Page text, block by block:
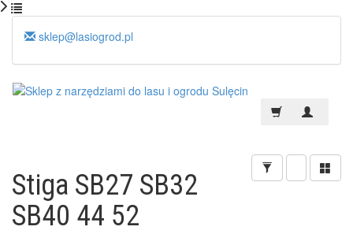
sklep@lasiogrod.pl
Stiga SB27 SB32
SB40 44 52